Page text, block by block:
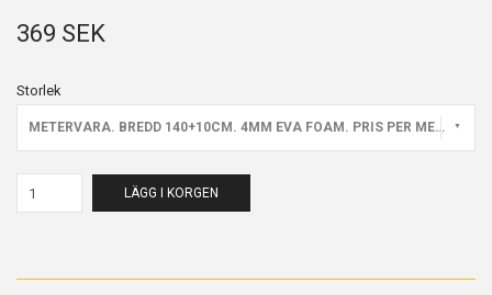
369 SEK
Storlek
METERVARA. BREDD 140+10CM. 4MM EVA FOAM. PRIS PER METER
LÄGG I KORGEN